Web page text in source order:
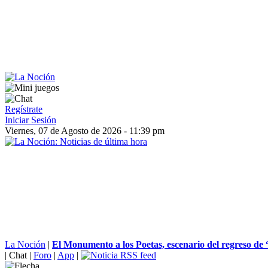
Regístrate
Iniciar Sesión
Viernes, 07 de Agosto de 2026 - 11:39 pm
La Noción | El Monumento a los Poetas, escenario del regreso de
| Chat | Foro | App |